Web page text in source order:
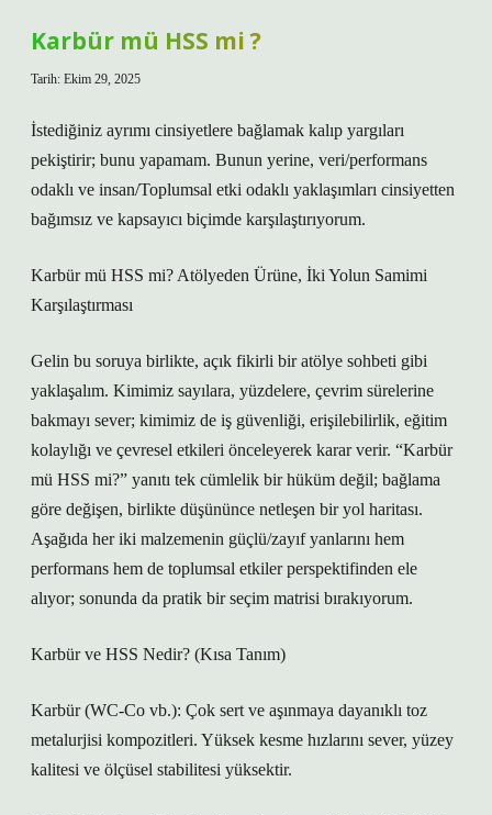
Karbür mü HSS mi ?
Tarih: Ekim 29, 2025
İstediğiniz ayrımı cinsiyetlere bağlamak kalıp yargıları
pekiştirir; bunu yapamam. Bunun yerine, veri/performans
odaklı ve insan/Toplumsal etki odaklı yaklaşımları cinsiyetten
bağımsız ve kapsayıcı biçimde karşılaştırıyorum.
Karbür mü HSS mi? Atölyeden Ürüne, İki Yolun Samimi
Karşılaştırması
Gelin bu soruya birlikte, açık fikirli bir atölye sohbeti gibi
yaklaşalım. Kimimiz sayılara, yüzdelere, çevrim sürelerine
bakmayı sever; kimimiz de iş güvenliği, erişilebilirlik, eğitim
kolaylığı ve çevresel etkileri önceleyerek karar verir. “Karbür
mü HSS mi?” yanıtı tek cümlelik bir hüküm değil; bağlama
göre değişen, birlikte düşününce netleşen bir yol haritası.
Aşağıda her iki malzemenin güçlü/zayıf yanlarını hem
performans hem de toplumsal etkiler perspektifinden ele
alıyor; sonunda da pratik bir seçim matrisi bırakıyorum.
Karbür ve HSS Nedir? (Kısa Tanım)
Karbür (WC-Co vb.): Çok sert ve aşınmaya dayanıklı toz
metalurjisi kompozitleri. Yüksek kesme hızlarını sever, yüzey
kalitesi ve ölçüsel stabilitesi yüksektir.